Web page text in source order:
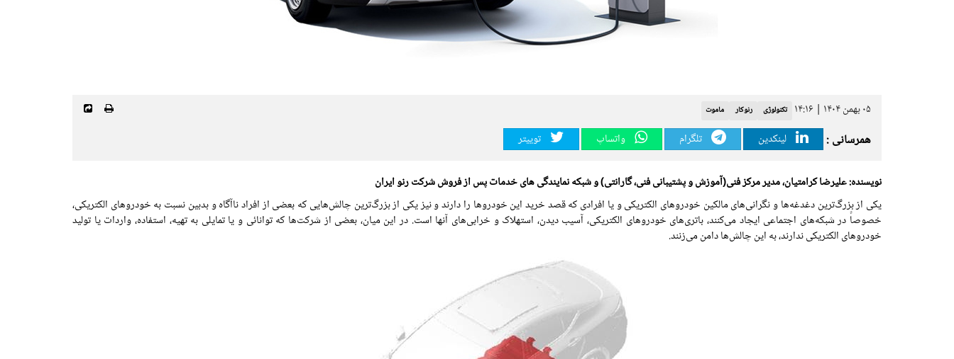
۰۵ بهمن ۱۴۰۴ | ۱۴:۱۶ تکنولوژی رنوکار ماموت
همرسانی : لینکدین تلگرام واتساپ توییتر
نویسنده: علیرضا کرامتیان، مدیر مرکز فنی(آموزش و پشتیبانی فنی، گارانتی) و شبکه نمایندگی های خدمات پس از فروش شرکت رنو ایران
یکی از بزرگ‌ترین دغدغه‌ها و نگرانی‌های مالکین خودروهای الکتریکی و یا افرادی که قصد خرید این خودروها را دارند و نیز یکی از بزرگ‌ترین چالش‌هایی که بعضی از افراد ناآگاه و بدبین نسبت به خودروهای الکتریکی،
خصوصاً در شبکه‌های اجتماعی ایجاد می‌کنند، باتری‌های خودروهای الکتریکی، آسیب دیدن، استهلاک و خرابی‌های آنها است. در این میان، بعضی از شرکت‌ها که توانائی و یا تمایلی به تهیه، استفاده، واردات یا تولید
خودروهای الکتریکی ندارند، به این چالش‌ها دامن می‌زنند.